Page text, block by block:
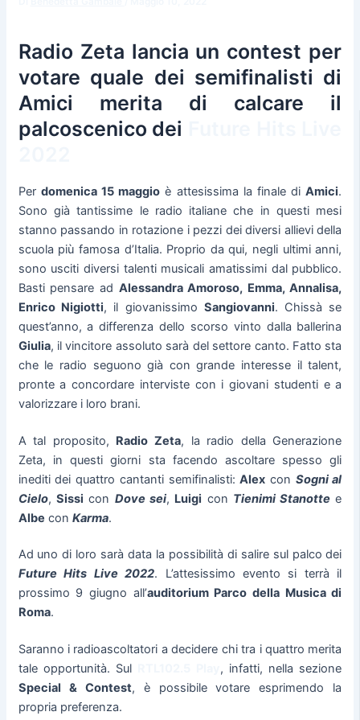
Radio Zeta lancia un contest per
votare quale dei semifinalisti di
Amici merita di calcare il
palcoscenico dei
Per domenica 15 maggio è attesissima la finale diAmici.
Sono già tantissime le radio italiane che in questi mesi
stanno passando in rotazione i pezzi dei diversi allievi della
scuola più famosa d’Italia. Proprio da qui, negli ultimi anni,
sono usciti diversi talenti musicali amatissimi dal pubblico.
Basti pensare ad Alessandra Amoroso, Emma, Annalisa,
Enrico Nigiotti, il giovanissimo Sangiovanni. Chissà se
quest’anno, a differenza dello scorso vinto dalla ballerina
Giulia, il vincitore assoluto sarà del settore canto. Fatto sta
che le radio seguono già con grande interesse il talent,
pronte a concordare interviste con i giovani studenti e a
valorizzare i loro brani.
A tal proposito, Radio Zeta, la radio della Generazione
Zeta, in questi giorni sta facendo ascoltare spesso gli
inediti dei quattro cantanti semifinalisti:Alex con Sogni al
Cielo, Sissi con Dove sei, Luigi con Tienimi Stanotte e
Albe con Karma.
Ad uno di loro sarà data la possibilità di salire sul palco dei
Future Hits Live 2022. L’attesissimo evento si terrà il
prossimo 9 giugno all’auditorium Parco della Musica di
Roma.
Saranno i radioascoltatori a decidere chi tra i quattro merita
tale opportunità. Sul
, infatti, nella sezione
Special & Contest, è possibile votare esprimendo la
propria preferenza.